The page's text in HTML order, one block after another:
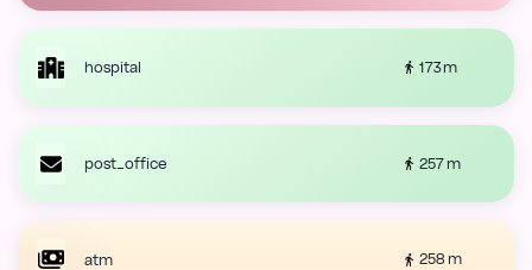
hospital 173 m
post_office 257 m
atm 258 m